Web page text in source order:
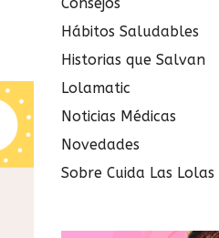
Hábitos Saludables
Historias que Salvan
Lolamatic
Noticias Médicas
Novedades
Sobre Cuida Las Lolas